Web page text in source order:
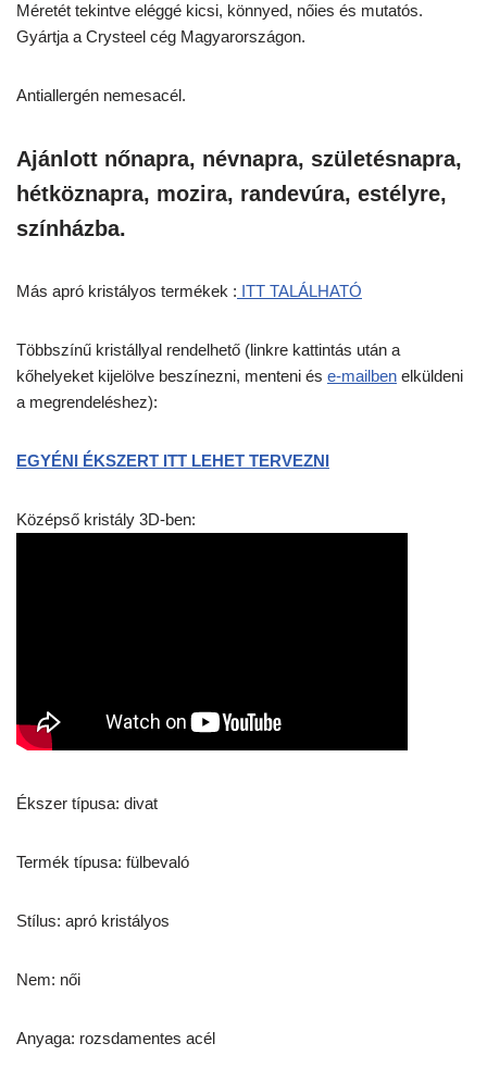
Méretét tekintve eléggé kicsi, könnyed, nőies és mutatós.
Gyártja a Crysteel cég Magyarországon.
Antiallergén nemesacél.
Ajánlott nőnapra, névnapra, születésnapra,
hétköznapra, mozira, randevúra, estélyre,
színházba.
Más apró kristályos termékek : ITT TALÁLHATÓ
Többszínű kristállyal rendelhető (linkre kattintás után a
kőhelyeket kijelölve beszínezni, menteni és e-mailben elküldeni
a megrendeléshez):
EGYÉNI ÉKSZERT ITT LEHET TERVEZNI
Középső kristály 3D-ben:
Ékszer típusa: divat
Termék típusa: fülbevaló
Stílus: apró kristályos
Nem: női
Anyaga: rozsdamentes acél